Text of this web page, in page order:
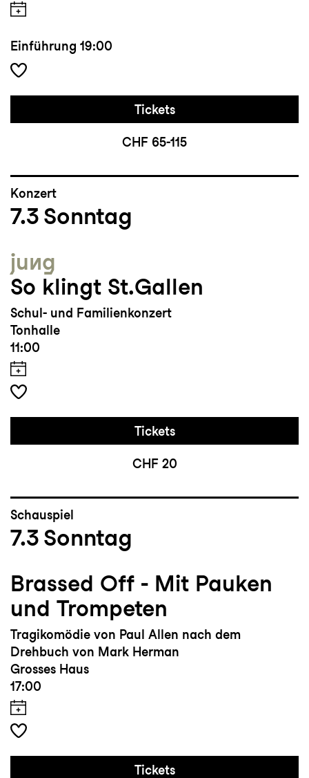
Einführung 19:00
Tickets
CHF 65-115
Konzert
7.3 Sonntag
jung
So klingt St.Gallen
Schul- und Familienkonzert
Tonhalle
11:00
Tickets
CHF 20
Schauspiel
7.3 Sonntag
Brassed Off - Mit Pauken
und Trompeten
Tragikomödie von Paul Allen nach dem
Drehbuch von Mark Herman
Grosses Haus
17:00
Tickets